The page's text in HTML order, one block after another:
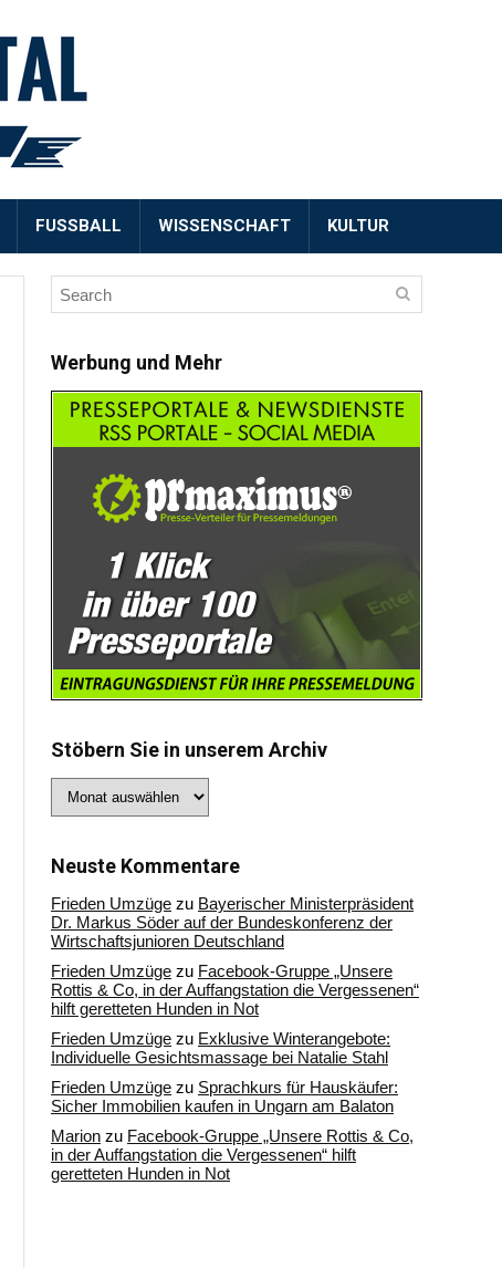
FUSSBALL WISSENSCHAFT KULTUR
Werbung und Mehr
Stöbern Sie in unserem Archiv
Sie
Archiv
Neuste Kommentare
Frieden Umzüge zu Bayerischer Ministerpräsident
Dr. Markus Söder auf der Bundeskonferenz der
Wirtschaftsjunioren Deutschland
Frieden Umzüge zu Facebook-Gruppe „Unsere
Rottis & Co, in der Auffangstation die Vergessenen“
hilft geretteten Hunden in Not
Frieden Umzüge zu Exklusive Winterangebote:
Individuelle Gesichtsmassage bei Natalie Stahl
Frieden Umzüge zu Sprachkurs für Hauskäufer:
Sicher Immobilien kaufen in Ungarn am Balaton
Marion zu Facebook-Gruppe „Unsere Rottis & Co,
in der Auffangstation die Vergessenen“ hilft
geretteten Hunden in Not